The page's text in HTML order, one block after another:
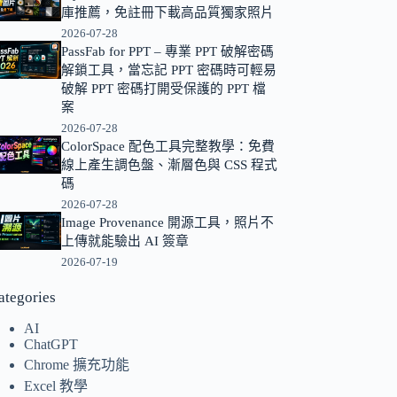
庫推薦，免註冊下載高品質獨家照片
2026-07-28
PassFab for PPT – 專業 PPT 破解密碼
解鎖工具，當忘記 PPT 密碼時可輕易
破解 PPT 密碼打開受保護的 PPT 檔
案
2026-07-28
ColorSpace 配色工具完整教學：免費
線上產生調色盤、漸層色與 CSS 程式
碼
2026-07-28
Image Provenance 開源工具，照片不
上傳就能驗出 AI 簽章
2026-07-19
AI
ChatGPT
Chrome 擴充功能
Excel 教學